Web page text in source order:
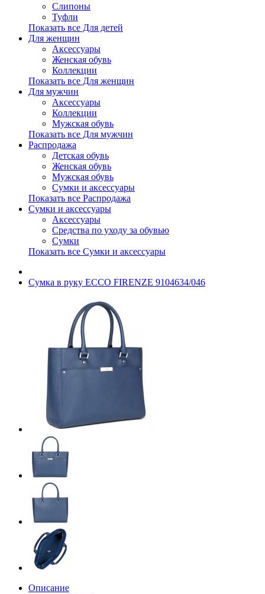
Слипоны
Туфли
Показать все Для детей
Для женщин
Аксессуары
Женская обувь
Коллекции
Показать все Для женщин
Для мужчин
Аксессуары
Коллекции
Мужская обувь
Показать все Для мужчин
Распродажа
Детская обувь
Женская обувь
Мужская обувь
Сумки и аксессуары
Показать все Распродажа
Сумки и аксессуары
Аксессуары
Средства по уходу за обувью
Сумки
Показать все Сумки и аксессуары
Сумка в руку ECCO FIRENZE 9104634/046
Описание